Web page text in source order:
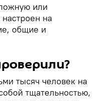
или
на
общие и
тысяч человек на
тщательностью,